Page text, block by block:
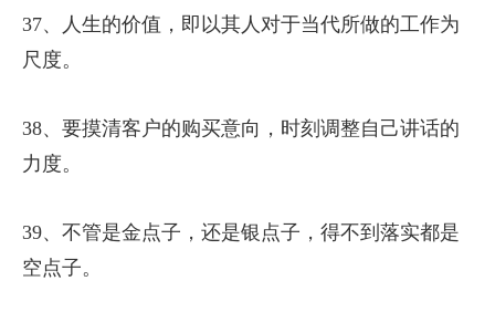
37、人生的价值，即以其人对于当代所做的工作为
尺度。
38、要摸清客户的购买意向，时刻调整自己讲话的
力度。
39、不管是金点子，还是银点子，得不到落实都是
空点子。